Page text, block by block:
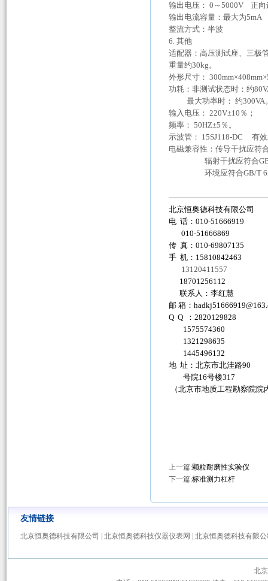
输出电压： 0～5000V 正向
输出电流容量：最大为5mA
整流方式：半波
6. 其他
适配器：高压测试座、三极
重量约30kg。
外形尺寸：
功耗：非测试状态时：约
最大功率时： 约300VA
输入电压： 220V±10％；
频率： 50HZ±5％。
示波管： 15SJ118-DC 有
电磁兼容性：传导干扰应符
辐射干扰应符合GB/T
环境应符合GB/T
北京恒奥德科技有限公司
电 话：010-51666919
010-51666869
传 真：010-69807135
手 机：15810842463
13120411557
18701256112
联系人：李红慧
邮 箱：
Q Q ：2820129828
1575574360
1321298635
1445496132
地 址：北京市北洼路90
号院16号楼317
（北京市地质工程勘察院院
上一篇:颗粒耐磨性实验仪
下一篇:标准测力杠杆
友情链接
北京恒奥德科技有限公司 北京恒奥德科技仪器仪表网 北京恒奥德科技有限
北